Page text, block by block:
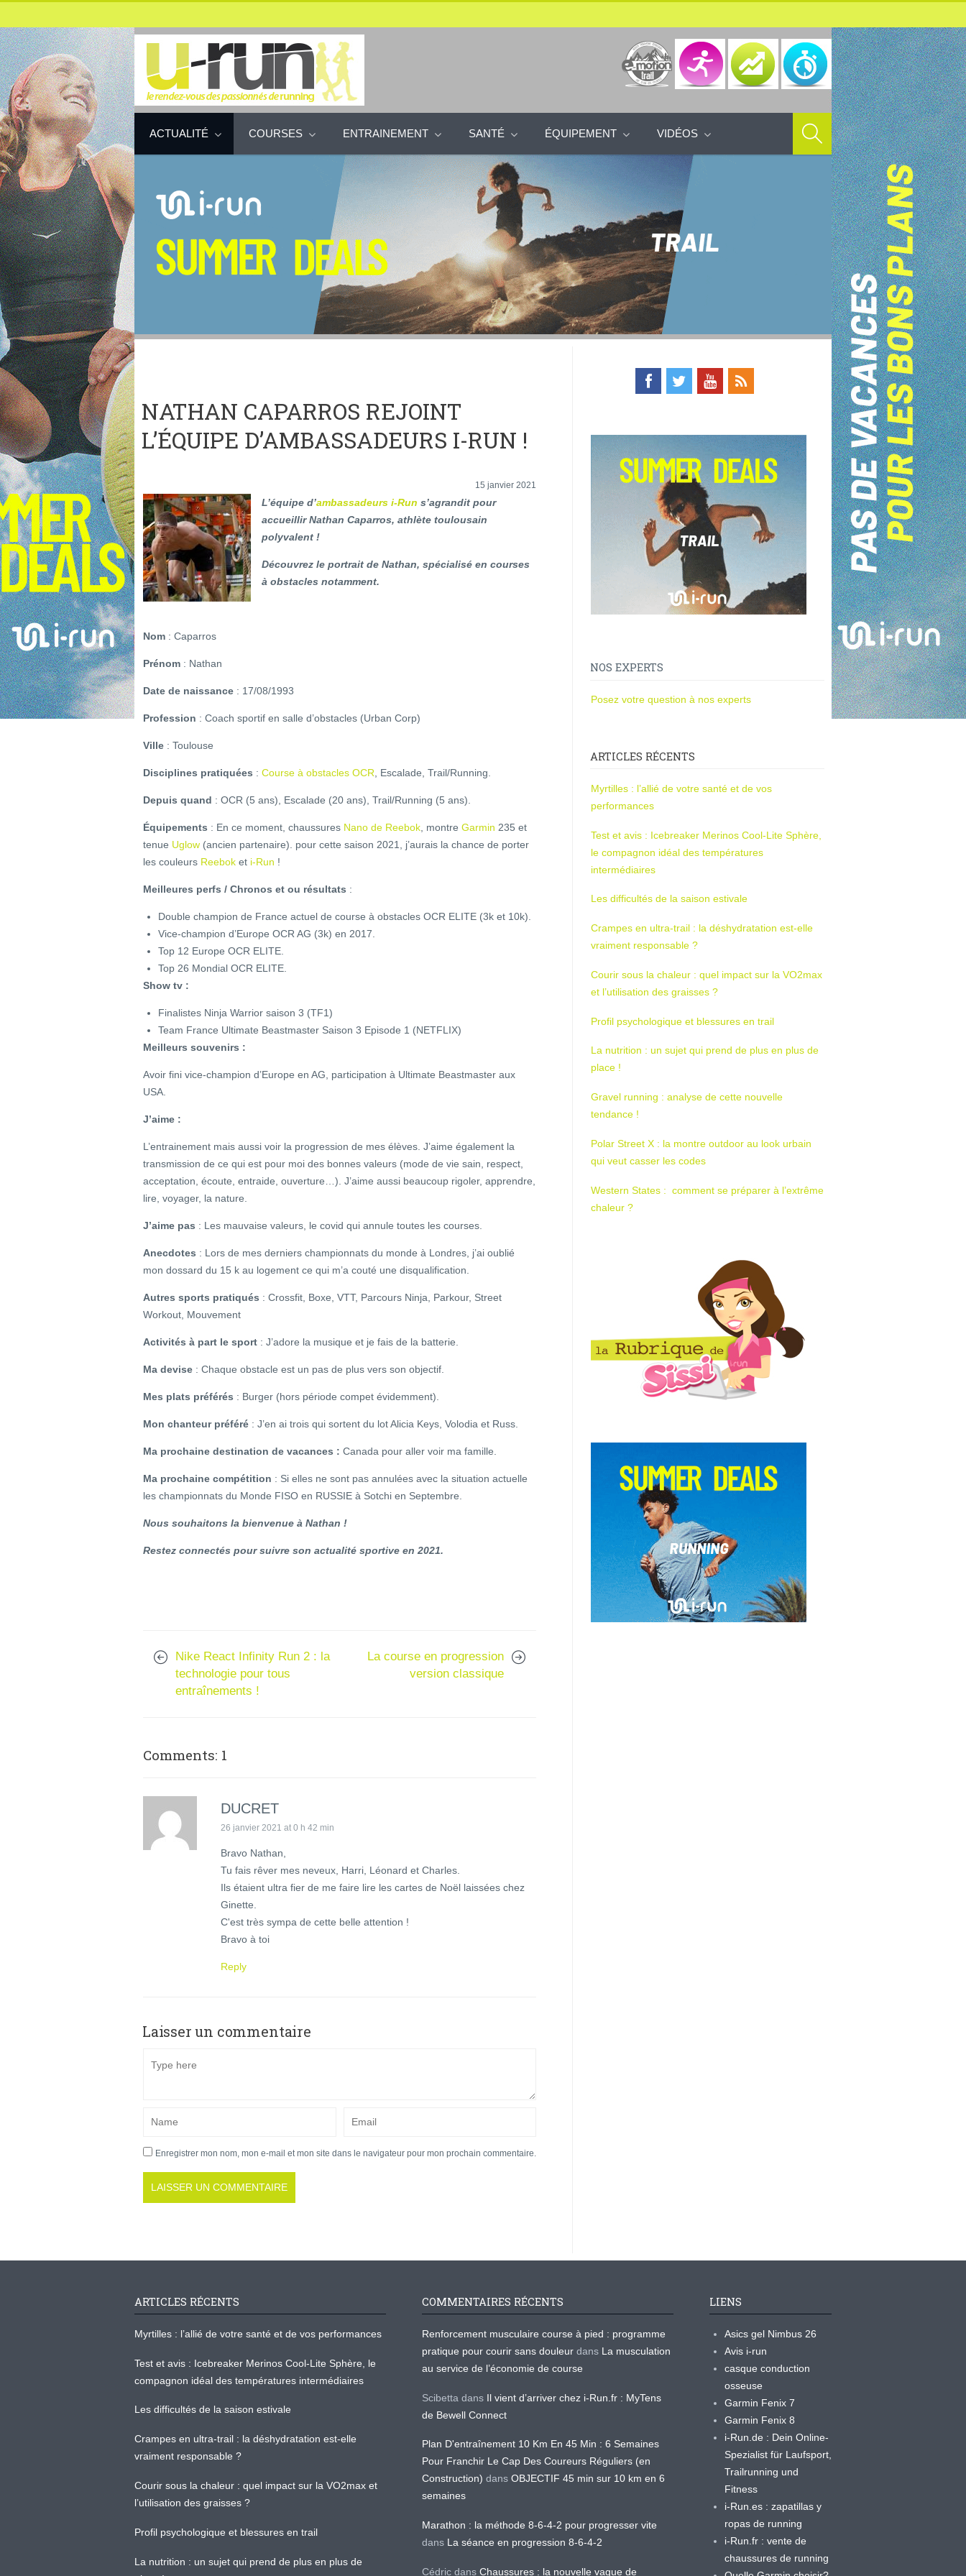
ACTUALITÉ COURSES ENTRAINEMENT SANTÉ ÉQUIPEMENT VIDÉOS
NATHAN CAPARROS REJOINT
L’ÉQUIPE D’AMBASSADEURS I-RUN !
15 janvier 2021
L’équipe d’ambassadeurs i-Run s’agrandit pour
accueillir Nathan Caparros, athlète toulousain
polyvalent !
Découvrez le portrait de Nathan, spécialisé en courses
à obstacles notamment.
Nom : Caparros
Prénom : Nathan
Date de naissance : 17/08/1993
Profession : Coach sportif en salle d’obstacles (Urban Corp)
Ville : Toulouse
Disciplines pratiquées : Course à obstacles OCR , Escalade, Trail/Running.
Depuis quand : OCR (5 ans), Escalade (20 ans), Trail/Running (5 ans).
Équipements : En ce moment, chaussures Nano de Reebok , montre Garmin 235 et
tenue Uglow (ancien partenaire). pour cette saison 2021, j’aurais la chance de porter
les couleurs Reebok et i-Run !
Meilleures perfs / Chronos et ou résultats :
Double champion de France actuel de course à obstacles OCR ELITE (3k et 10k).
Vice-champion d’Europe OCR AG (3k) en 2017.
Top 12 Europe OCR ELITE.
Top 26 Mondial OCR ELITE.
Show tv :
Finalistes Ninja Warrior saison 3 (TF1)
Team France Ultimate Beastmaster Saison 3 Episode 1 (NETFLIX)
Meilleurs souvenirs :
Avoir fini vice-champion d’Europe en AG, participation à Ultimate Beastmaster aux
USA.
J’aime :
L’entrainement mais aussi voir la progression de mes élèves. J’aime également la
transmission de ce qui est pour moi des bonnes valeurs (mode de vie sain, respect,
acceptation, écoute, entraide, ouverture…). J’aime aussi beaucoup rigoler, apprendre,
lire, voyager, la nature.
J’aime pas : Les mauvaise valeurs, le covid qui annule toutes les courses.
Anecdotes : Lors de mes derniers championnats du monde à Londres, j’ai oublié
mon dossard du 15 k au logement ce qui m’a couté une disqualification.
Autres sports pratiqués : Crossfit, Boxe, VTT, Parcours Ninja, Parkour, Street
Workout, Mouvement
Activités à part le sport : J’adore la musique et je fais de la batterie.
Ma devise : Chaque obstacle est un pas de plus vers son objectif.
Mes plats préférés : Burger (hors période compet évidemment).
Mon chanteur préféré : J’en ai trois qui sortent du lot Alicia Keys, Volodia et Russ.
Ma prochaine destination de vacances : Canada pour aller voir ma famille.
Ma prochaine compétition : Si elles ne sont pas annulées avec la situation actuelle
les championnats du Monde FISO en RUSSIE à Sotchi en Septembre.
Nous souhaitons la bienvenue à Nathan !
Restez connectés pour suivre son actualité sportive en 2021.
Nike React Infinity Run 2 : la
technologie pour tous
entraînements !
La course en progression
version classique
Comments: 1
DUCRET
26 janvier 2021 at 0 h 42 min
Bravo Nathan,
Tu fais rêver mes neveux, Harri, Léonard et Charles.
Ils étaient ultra fier de me faire lire les cartes de Noël laissées chez
Ginette.
C'est très sympa de cette belle attention !
Bravo à toi
Reply
Laisser un commentaire
Enregistrer mon nom, mon e-mail et mon site dans le navigateur pour mon prochain commentaire.
NOS EXPERTS
Posez votre question à nos experts
ARTICLES RÉCENTS
Myrtilles : l’allié de votre santé et de vos
performances
Test et avis : Icebreaker Merinos Cool-Lite Sphère,
le compagnon idéal des températures
intermédiaires
Les difficultés de la saison estivale
Crampes en ultra-trail : la déshydratation est-elle
vraiment responsable ?
Courir sous la chaleur : quel impact sur la VO2max
et l’utilisation des graisses ?
Profil psychologique et blessures en trail
La nutrition : un sujet qui prend de plus en plus de
place !
Gravel running : analyse de cette nouvelle
tendance !
Polar Street X : la montre outdoor au look urbain
qui veut casser les codes
Western States : comment se préparer à l’extrême
chaleur ?
ARTICLES RÉCENTS
Myrtilles : l’allié de votre santé et de vos performances
Test et avis : Icebreaker Merinos Cool-Lite Sphère, le
compagnon idéal des températures intermédiaires
Les difficultés de la saison estivale
Crampes en ultra-trail : la déshydratation est-elle
vraiment responsable ?
Courir sous la chaleur : quel impact sur la VO2max et
l’utilisation des graisses ?
Profil psychologique et blessures en trail
La nutrition : un sujet qui prend de plus en plus de
COMMENTAIRES RÉCENTS
Renforcement musculaire course à pied : programme
pratique pour courir sans douleur dans La musculation
au service de l’économie de course
Scibetta dans Il vient d’arriver chez i-Run.fr : MyTens
de Bewell Connect
Plan D'entraînement 10 Km En 45 Min : 6 Semaines
Pour Franchir Le Cap Des Coureurs Réguliers (en
Construction) dans OBJECTIF 45 min sur 10 km en 6
semaines
Marathon : la méthode 8-6-4-2 pour progresser vite
dans La séance en progression 8-6-4-2
Cédric dans Chaussures : la nouvelle vague de
LIENS
Asics gel Nimbus 26
Avis i-run
casque conduction
osseuse
Garmin Fenix 7
Garmin Fenix 8
i-Run.de : Dein Online-
Spezialist für Laufsport,
Trailrunning und
Fitness
i-Run.es : zapatillas y
ropas de running
i-Run.fr : vente de
chaussures de running